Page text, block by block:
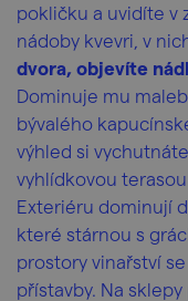
pokličku a uvidíte v
nádoby kvevri, v
dvora, objevíte
Dominuje mu
bývalého
výhled si
vyhlídkovou
Exteriéru dominují
které stárnou s
prostory vinařství
přístavby. Na